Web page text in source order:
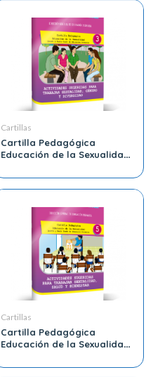
Cartillas
Cartilla Pedagógica
Educación de la Sexualidad
Educación Primaria 3
Cartillas
Cartilla Pedagógica
Educación de la Sexualidad
Educación Primaria 5